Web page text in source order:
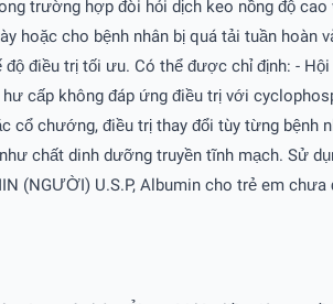
trường hợp đòi hỏi dịch keo nồng độ
hoặc cho bệnh nhân bị quá tải tuần
điều trị tối ưu. Có thể được chỉ định: -
cấp không đáp ứng điều trị với
cổ chướng, điều trị thay đổi tùy từng
chất dinh dưỡng truyền tĩnh mạch. Sử
(NGƯỜI) U.S.P, Albumin cho trẻ em